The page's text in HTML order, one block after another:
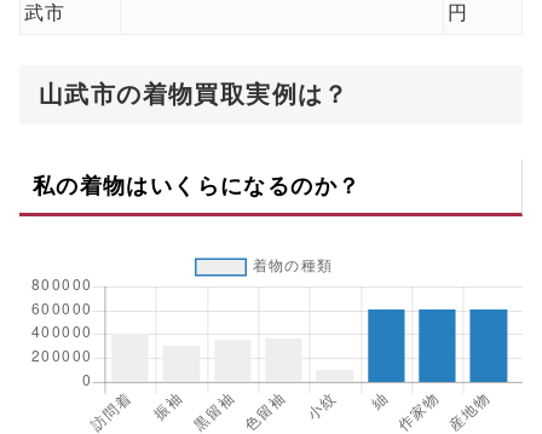
武市
円
山武市の着物買取実例は？
私の着物はいくらになるのか？